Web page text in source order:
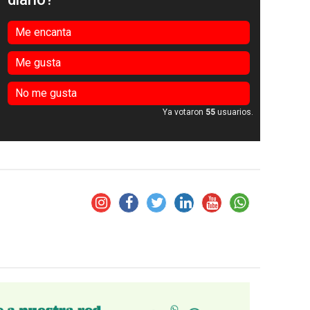
Me encanta
Me gusta
No me gusta
Ya votaron 55 usuarios.